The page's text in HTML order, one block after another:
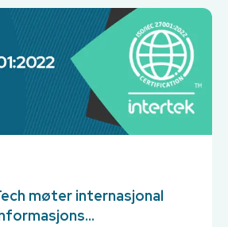
møter internasjonal